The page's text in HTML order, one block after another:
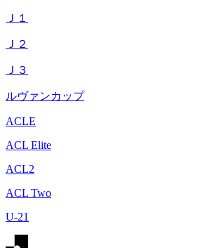
Ｊ１
Ｊ２
Ｊ３
ルヴァンカップ
ACLE
ACL Elite
ACL2
ACL Two
U-21